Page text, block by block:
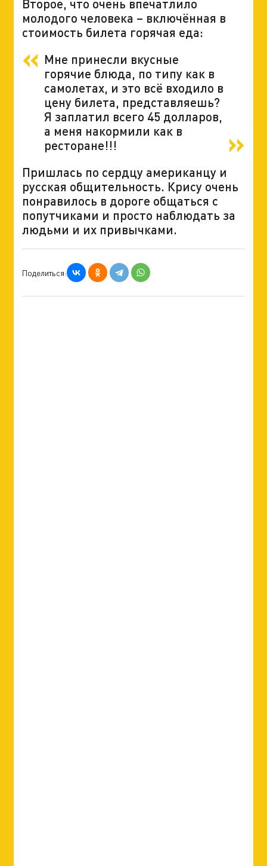
Второе, что очень впечатлило
молодого человека – включённая в
стоимость билета горячая еда:
Мне принесли вкусные
горячие блюда, по типу как в
самолетах, и это всё входило в
цену билета, представляешь?
Я заплатил всего 45 долларов,
а меня накормили как в
ресторане!!!
Пришлась по сердцу американцу и
русская общительность. Крису очень
понравилось в дороге общаться с
попутчиками и просто наблюдать за
людьми и их привычками.
Поделиться: